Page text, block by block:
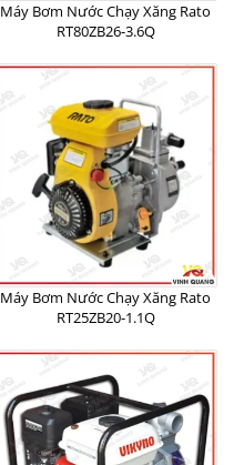
Máy Bơm Nước Chạy Xăng Rato
RT80ZB26-3.6Q
Máy Bơm Nước Chạy Xăng Rato
RT25ZB20-1.1Q